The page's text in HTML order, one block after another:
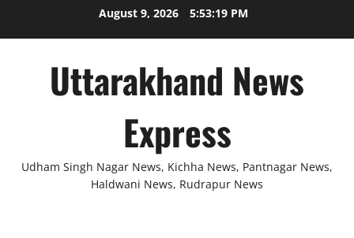
August 9, 2026 5:53:19 PM
Uttarakhand News
Express
Udham Singh Nagar News, Kichha News, Pantnagar News,
Haldwani News, Rudrapur News